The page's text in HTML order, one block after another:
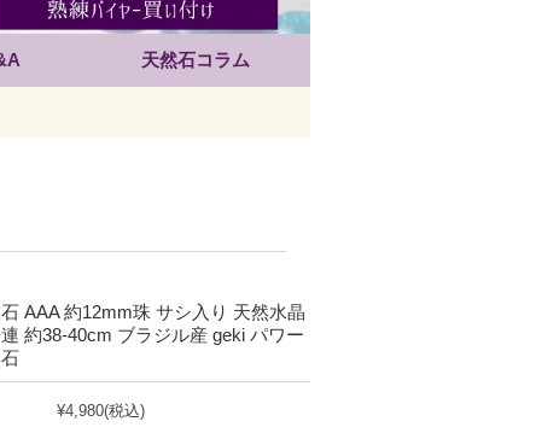
天然石コラム
AAA 約12mm珠 サシ入り 天然水晶
約38-40cm ブラジル産 geki パワー
¥4,980(税込)